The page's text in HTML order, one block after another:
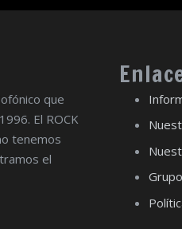
que
El ROCK
tenemos
el